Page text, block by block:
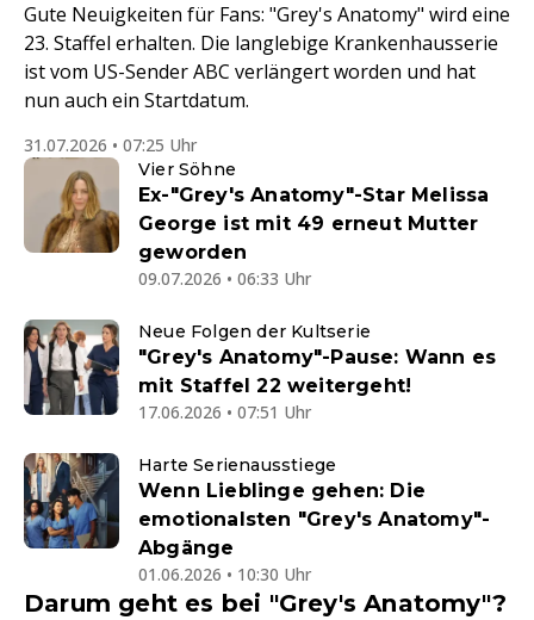
Gute Neuigkeiten für Fans: "Grey's Anatomy" wird eine
23. Staffel erhalten. Die langlebige Krankenhausserie
ist vom US-Sender ABC verlängert worden und hat
nun auch ein Startdatum.
31.07.2026 • 07:25 Uhr
Vier Söhne
Ex-"Grey's Anatomy"-Star Melissa
George ist mit 49 erneut Mutter
geworden
09.07.2026 • 06:33 Uhr
Neue Folgen der Kultserie
"Grey's Anatomy"-Pause: Wann es
mit Staffel 22 weitergeht!
17.06.2026 • 07:51 Uhr
Harte Serienausstiege
Wenn Lieblinge gehen: Die
emotionalsten "Grey's Anatomy"-
Abgänge
01.06.2026 • 10:30 Uhr
Darum geht es bei "Grey's Anatomy"?